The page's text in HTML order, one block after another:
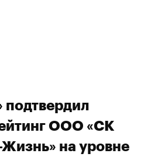
подтвердил
ООО «СК
на уровне